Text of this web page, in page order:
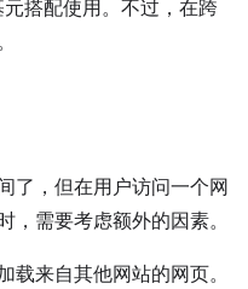
元搭配使用。不过，在跨
了，但在用户访问一个网
需要考虑额外的因素。
来自其他网站的网页。